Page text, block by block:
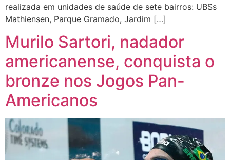
realizada em unidades de saúde de sete bairros: UBSs
Mathiensen, Parque Gramado, Jardim […]
Murilo Sartori, nadador
americanense, conquista o
bronze nos Jogos Pan-
Americanos